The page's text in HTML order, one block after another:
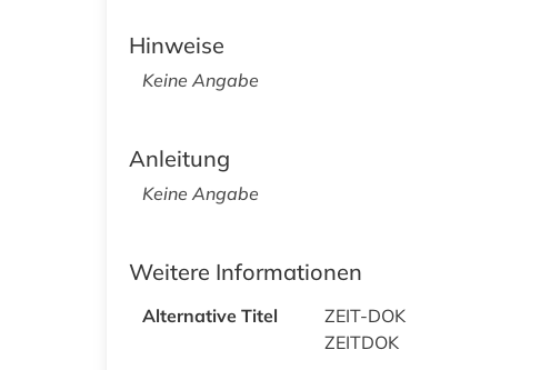
Hinweise
Keine Angabe
Anleitung
Keine Angabe
Weitere Informationen
Alternative Titel
ZEIT-DOK
ZEITDOK